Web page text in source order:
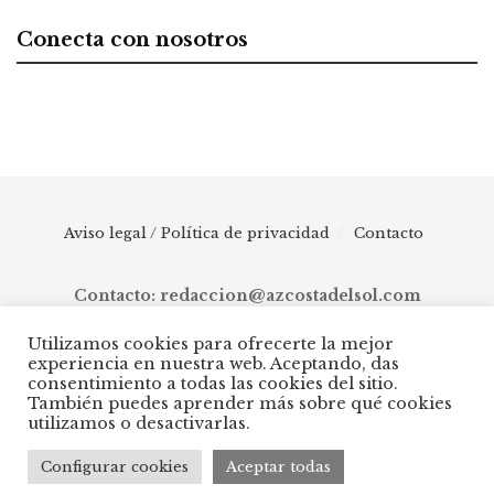
Conecta con nosotros
Aviso legal / Política de privacidad Contacto
Contacto: redaccion@azcostadelsol.com
© 2025 AZ Costa del Sol - Diario digital de Málaga capital hasta
Manilva, pasando por Torremolinos, Benalmádena, Fuengirola,
Mijas, Ojén, Marbella, Istán, Benahavís, Estepona y Casares.
Utilizamos cookies para ofrecerte la mejor
experiencia en nuestra web. Aceptando, das
consentimiento a todas las cookies del sitio.
También puedes aprender más sobre qué cookies
utilizamos o desactivarlas.
Configurar cookies Aceptar todas